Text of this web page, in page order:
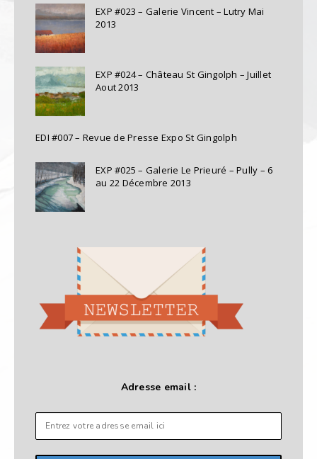
EXP #023 – Galerie Vincent – Lutry Mai
2013
EXP #024 – Château St Gingolph – Juillet
Aout 2013
EDI #007 – Revue de Presse Expo St Gingolph
EXP #025 – Galerie Le Prieuré – Pully – 6
au 22 Décembre 2013
Adresse email :